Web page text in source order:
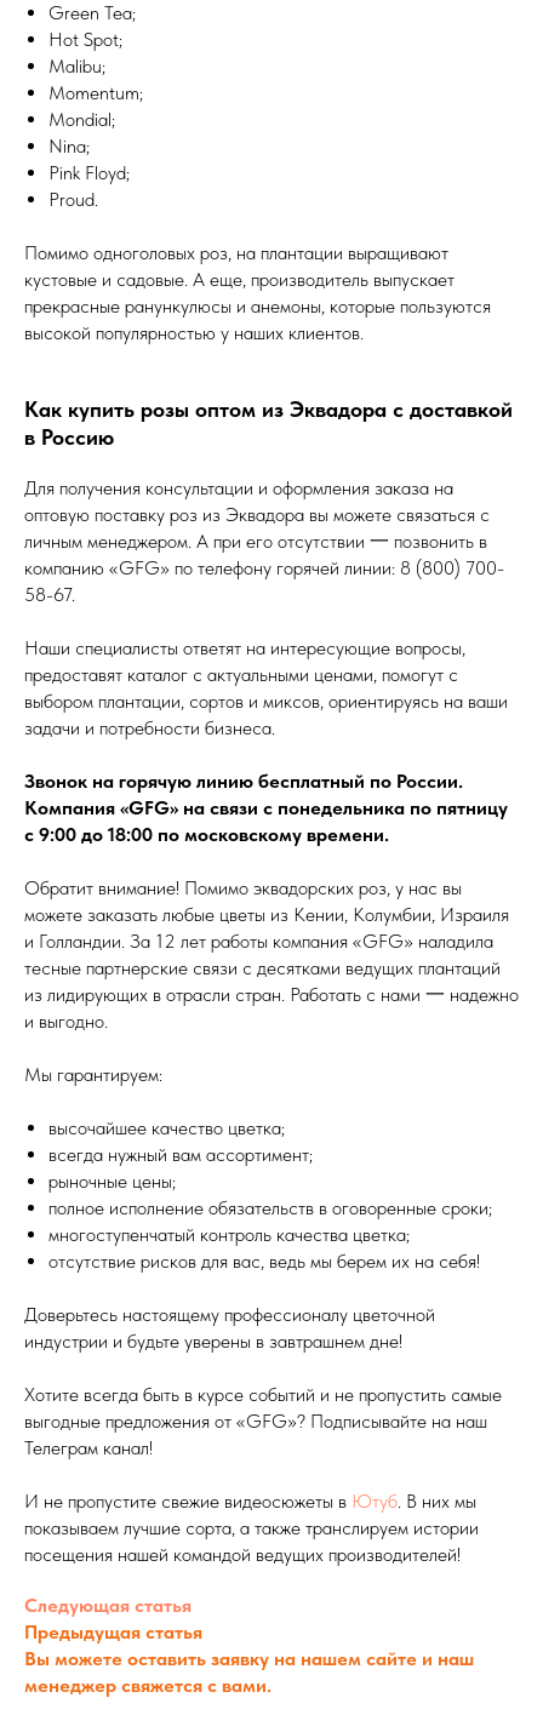
Green Tea;
Hot Spot;
Malibu;
Momentum;
Mondial;
Nina;
Pink Floyd;
Proud.
Помимо одноголовых роз, на плантации выращивают
кустовые и садовые. А еще, производитель выпускает
прекрасные ранункулюсы и анемоны, которые пользуются
высокой популярностью у наших клиентов.
Как купить розы оптом из Эквадора с доставкой
в Россию
Для получения консультации и оформления заказа на
оптовую поставку роз из Эквадора вы можете связаться с
личным менеджером. А при его отсутствии 一 позвонить в
компанию «GFG» по телефону горячей линии: 8 (800) 700-
58-67.
Наши специалисты ответят на интересующие вопросы,
предоставят каталог с актуальными ценами, помогут с
выбором плантации, сортов и миксов, ориентируясь на ваши
задачи и потребности бизнеса.
Звонок на горячую линию бесплатный по России.
Компания «GFG» на связи с понедельника по пятницу
с 9:00 до 18:00 по московскому времени.
Обратит внимание! Помимо эквадорских роз, у нас вы
можете заказать любые цветы из Кении, Колумбии, Израиля
и Голландии. За 12 лет работы компания «GFG» наладила
тесные партнерские связи с десятками ведущих плантаций
из лидирующих в отрасли стран. Работать с нами 一 надежно
и выгодно.
Мы гарантируем:
высочайшее качество цветка;
всегда нужный вам ассортимент;
рыночные цены;
полное исполнение обязательств в оговоренные сроки;
многоступенчатый контроль качества цветка;
отсутствие рисков для вас, ведь мы берем их на себя!
Доверьтесь настоящему профессионалу цветочной
индустрии и будьте уверены в завтрашнем дне!
Хотите всегда быть в курсе событий и не пропустить самые
выгодные предложения от «GFG»? Подписывайте на наш
Телеграм канал!
И не пропустите свежие видеосюжеты в Ютуб. В них мы
показываем лучшие сорта, а также транслируем истории
посещения нашей командой ведущих производителей!
Следующая статья
Предыдущая статья
Вы можете оставить заявку на нашем сайте и наш
менеджер свяжется с вами.